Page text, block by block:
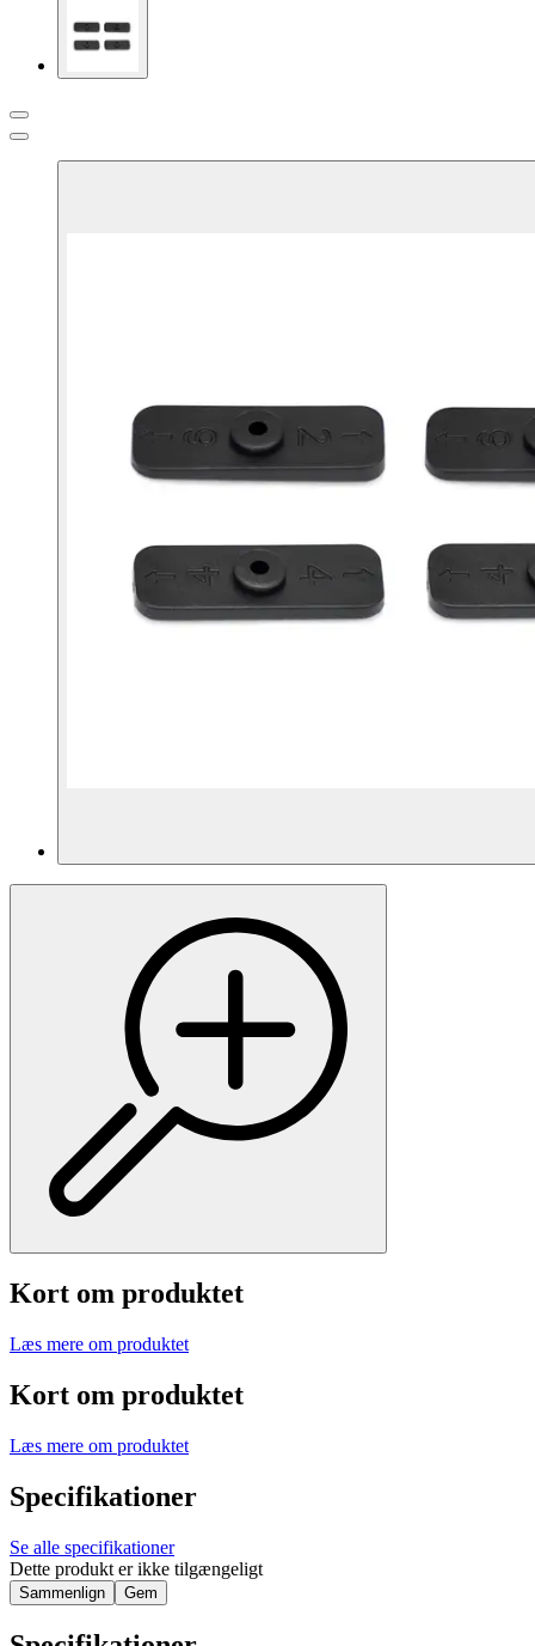
Kort om produktet
Læs mere om produktet
Kort om produktet
Læs mere om produktet
Specifikationer
Se alle specifikationer
Dette produkt er ikke tilgængeligt
Sammenlign Gem